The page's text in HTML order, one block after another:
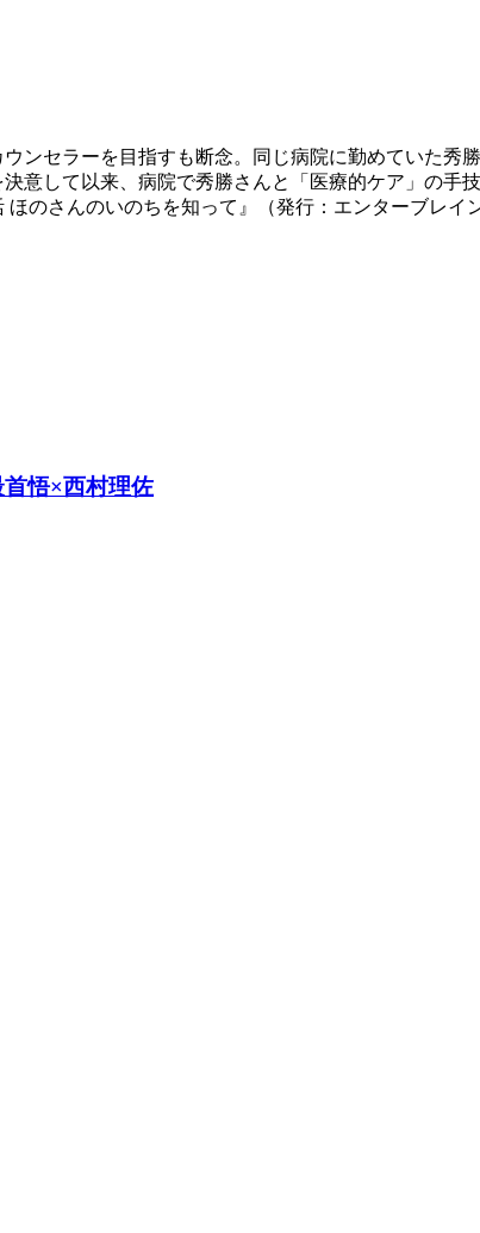
ンセラーを目指すも断念。同じ病院に勤めていた秀
意して以来、病院で秀勝さんと「医療的ケア」の手
のさんのいのちを知って』（発行：エンターブレイ
悟×西村理佐